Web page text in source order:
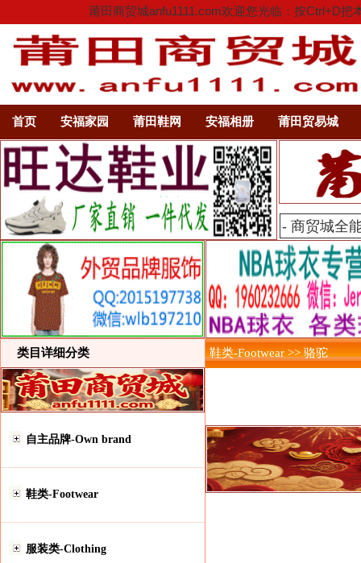
莆田商贸城anfu1111.com欢迎您光临：按Ctrl+D
首页 安福家园 莆田鞋网 安福相册 莆田贸易城
类目详细分类
自主品牌-Own brand
鞋类-Footwear
服装类-Clothing
鞋类-Footwear >> 骆驼